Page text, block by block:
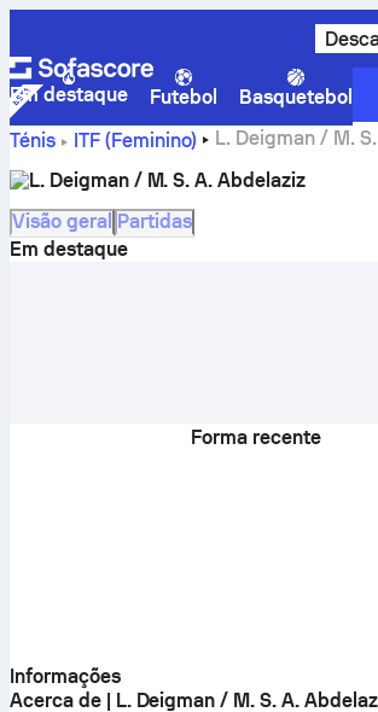
Em destaque Futebol Basquetebol
Ténis
ITF (Feminino)
L. Deigman / M.
L. Deigman / M. S. A. Abdelaziz
Visão geral Partidas
Em destaque
Forma recente
Informações
Acerca de | L. Deigman / M. S. A.